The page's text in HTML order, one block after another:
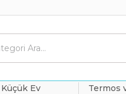
Küçük Ev
Termos